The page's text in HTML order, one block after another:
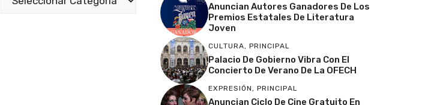
Anuncian Autores Ganadores De Los
Premios Estatales De Literatura
Joven
CULTURA, PRINCIPAL
Palacio De Gobierno Vibra Con El
Concierto De Verano De La OFECH
EXPRESIÓN, PRINCIPAL
Anuncian Ciclo De Cine Gratuito En